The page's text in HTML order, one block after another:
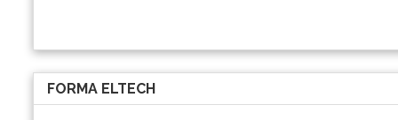
FORMA ELTECH